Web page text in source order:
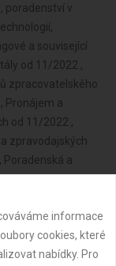
informace
cookies, které
nabídky. Pro